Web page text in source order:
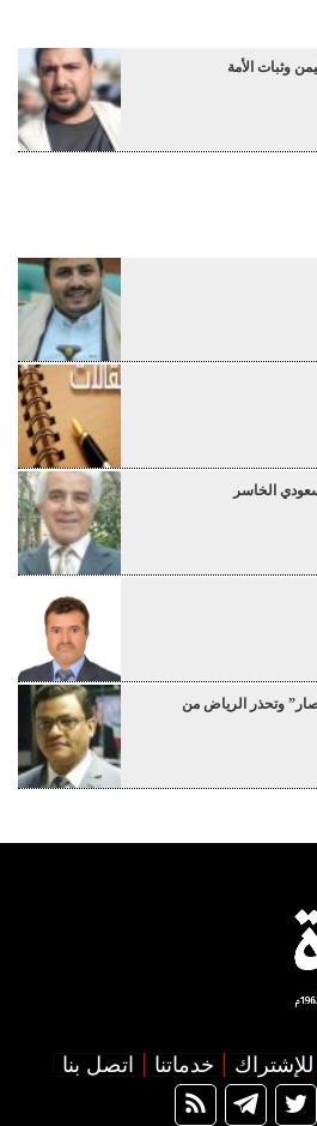
وثبات الأمة
الخاسر
وتحذر الرياض من
للإشتراك خدماتنا اتصل بنا